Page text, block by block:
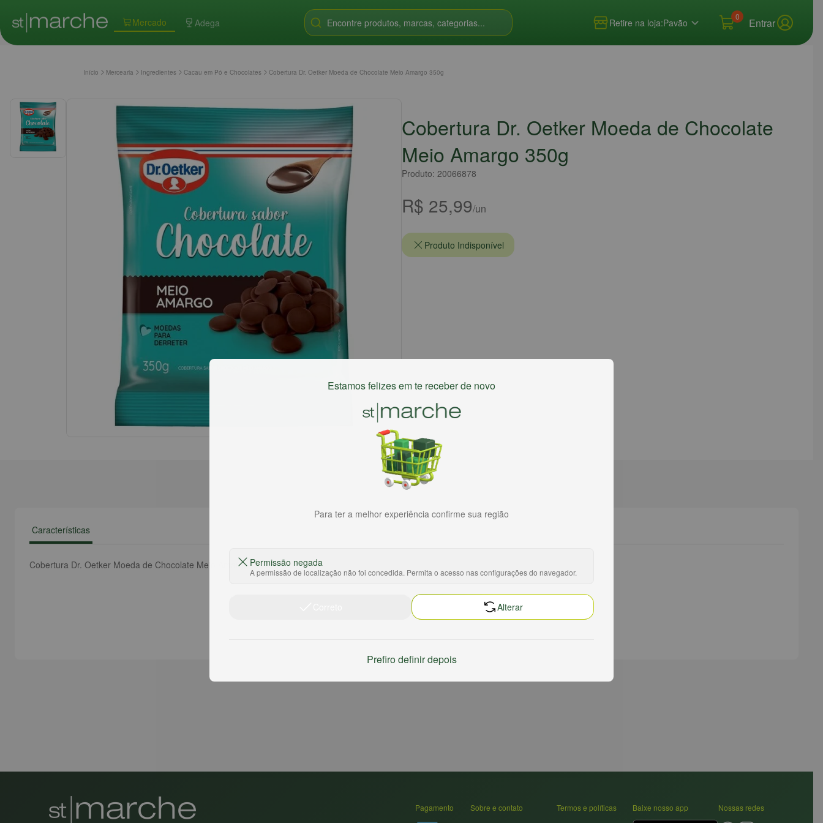
Mercado Adega Encontre produtos, marcas, categorias... Retire na loja:Pavão
0 Entrar
Início Mercearia Ingredientes Cacau em Pó e Chocolates Cobertura Dr. Oetker Moeda de Chocolate Meio Amargo 350g
Cobertura Dr. Oetker Moeda de Chocolate
Meio Amargo 350g
Produto: 20066878
R$ 25,99/un
Produto Indisponível
Características
Cobertura Dr. Oetker Moeda de Chocolate Meio Amargo 350g
Pagamento
Sobre e contato
Termos e políticas
Baixe nosso app Nossas redes
Estamos felizes em te receber de novo
Para ter a melhor experiência confirme sua região
Permissão negada
A permissão de localização não foi concedida. Permita o acesso nas configurações do navegador.
Alterar
Prefiro definir depois